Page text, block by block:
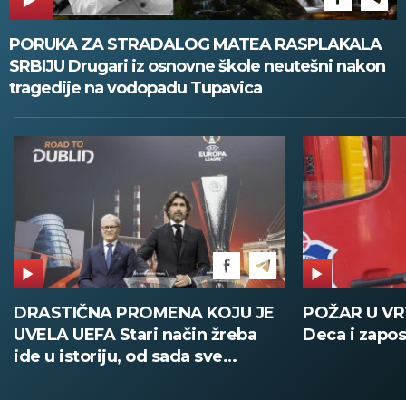
PORUKA ZA STRADALOG MATEA RASPLAKALA
SRBIJU Drugari iz osnovne škole neutešni nakon
tragedije na vodopadu Tupavica
DRASTIČNA PROMENA KOJU JE
UVELA UEFA Stari način žreba
ide u istoriju, od sada sve
POŽAR U
Deca i